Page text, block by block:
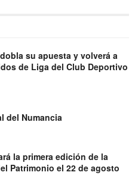
su apuesta y volverá a
de Liga del Club Deportivo
del Numancia
la primera edición de la
Patrimonio el 22 de agosto